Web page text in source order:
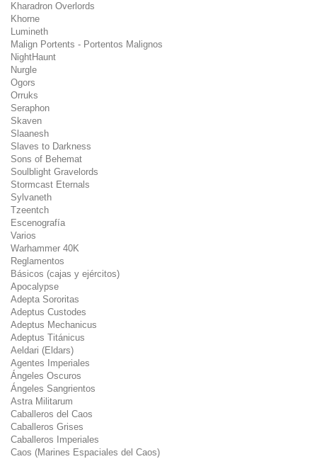
Kharadron Overlords
Khorne
Lumineth
Malign Portents - Portentos Malignos
NightHaunt
Nurgle
Ogors
Orruks
Seraphon
Skaven
Slaanesh
Slaves to Darkness
Sons of Behemat
Soulblight Gravelords
Stormcast Eternals
Sylvaneth
Tzeentch
Escenografía
Varios
Warhammer 40K
Reglamentos
Básicos (cajas y ejércitos)
Apocalypse
Adepta Sororitas
Adeptus Custodes
Adeptus Mechanicus
Adeptus Titánicus
Aeldari (Eldars)
Agentes Imperiales
Ángeles Oscuros
Ángeles Sangrientos
Astra Militarum
Caballeros del Caos
Caballeros Grises
Caballeros Imperiales
Caos (Marines Espaciales del Caos)